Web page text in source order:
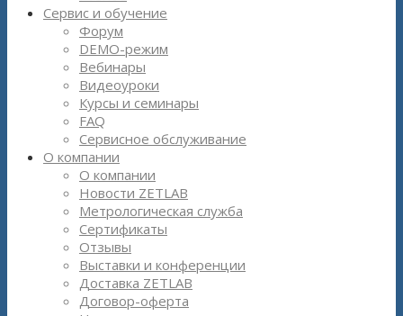
Сервис и обучение
Форум
DEMO-режим
Вебинары
Видеоуроки
Курсы и семинары
FAQ
Сервисное обслуживание
О компании
О компании
Новости ZETLAB
Метрологическая служба
Сертификаты
Отзывы
Выставки и конференции
Доставка ZETLAB
Договор-оферта